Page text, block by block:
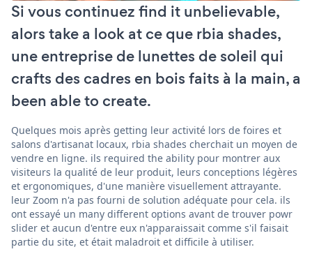
Si vous continuez find it unbelievable,
alors take a look at ce que rbia shades,
une entreprise de lunettes de soleil qui
crafts des cadres en bois faits à la main, a
been able to create.
Quelques mois après getting leur activité lors de foires et
salons d'artisanat locaux, rbia shades cherchait un moyen de
vendre en ligne. ils required the ability pour montrer aux
visiteurs la qualité de leur produit, leurs conceptions légères
et ergonomiques, d'une manière visuellement attrayante.
leur Zoom n'a pas fourni de solution adéquate pour cela. ils
ont essayé un many different options avant de trouver powr
slider et aucun d'entre eux n'apparaissait comme s'il faisait
partie du site, et était maladroit et difficile à utiliser.